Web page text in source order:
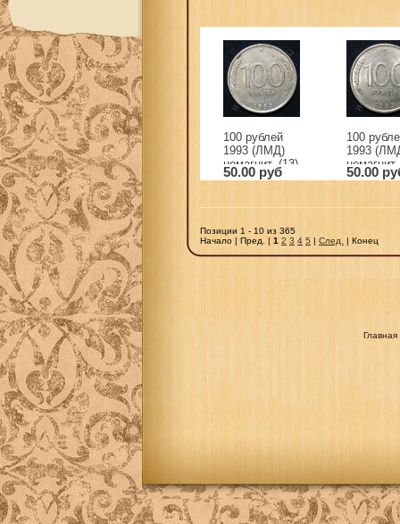
100 рублей
1993 (ЛМД)
немагнит. (13)
50.00 руб
100
1993
50.00
Позиции 1 - 10 из 365
Начало | Пред. | 1 2 3 4 5 След. | Конец